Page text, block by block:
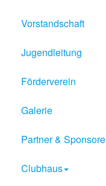
Vorstandschaft
Jugendleitung
Förderverein
Galerie
Partner &
Clubhaus